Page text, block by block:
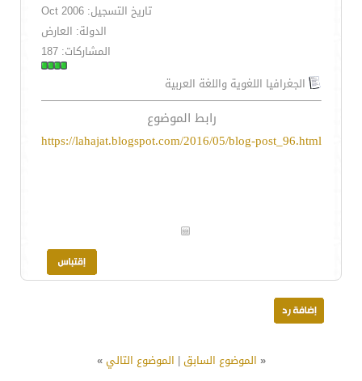
تاريخ التسجيل: Oct 2006
الدولة: العارض
المشاركات: 187
الجغرافيا اللغوية واللغة العربية
رابط الموضوع
https://lahajat.blogspot.com/2016/05/blog-post_96.html
« الموضوع السابق| الموضوع التالي»